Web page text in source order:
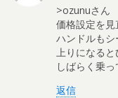
>ozunuさん
価格設定を見
ハンドルもシ
上りになると
しばらく乗っ
返信